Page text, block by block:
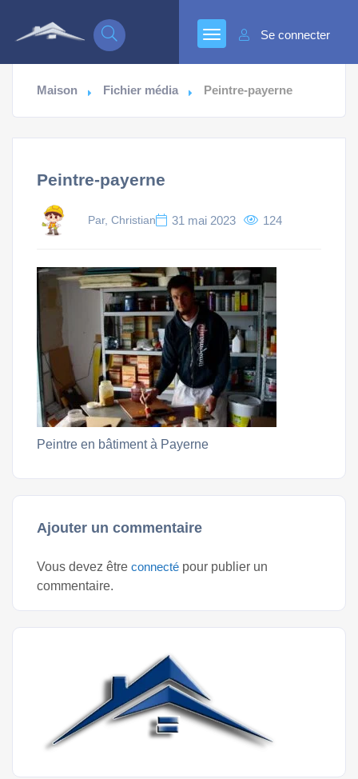
Se connecter
Maison Fichier média Peintre-payerne
Peintre-payerne
Par, Christian 31 mai 2023 124
Peintre en bâtiment à Payerne
Ajouter un commentaire
Vous devez être connecté pour publier un
commentaire.